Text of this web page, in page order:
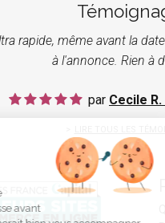
rapide, même avant la
à l'annonce. Rien à
par Cecile R.
LIRE TOUS LES
avant